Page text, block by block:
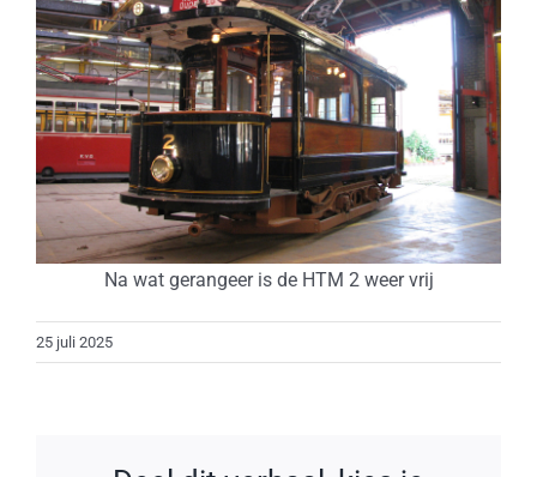
Na wat gerangeer is de HTM 2 weer vrij
25 juli 2025